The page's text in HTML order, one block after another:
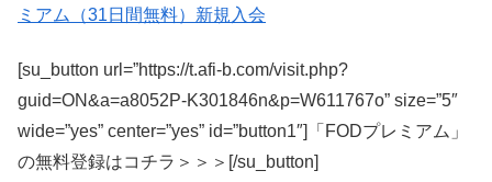
ミアム（31日間無料）新規入会
[su_button url=”https://t.afi-b.com/visit.php?
guid=ON&a=a8052P-K301846n&p=W611767o” size=”5″
wide=”yes” center=”yes” id=”button1″]「FODプレミアム」
の無料登録はコチラ＞＞＞[/su_button]